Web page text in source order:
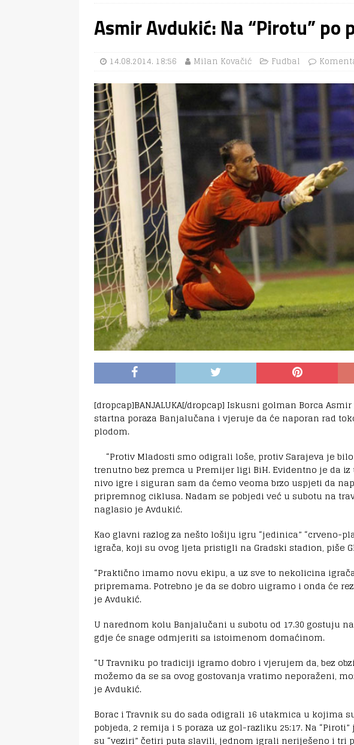
Asmir Avdukić: Na “Pirotu” po
14.08.2014. 18:56 Milan Kovačić Fudbal
[dropcap]BANJALUKA[/dropcap] Iskusni golman Borca
startna poraza Banjalučana i vjeruje da će naporan rad
plodom.
“Protiv Mladosti smo odigrali loše, protiv Sarajeva je
trenutno bez premca u Premijer ligi BiH. Evidentno je da
nivo igre i siguran sam da ćemo veoma brzo uspjeti da
pripremnog ciklusa. Nadam se pobjedi već u subotu na
naglasio je Avdukić.
Kao glavni razlog za nešto lošiju igru “jedinica” “crveno-
igrača, koji su ovog ljeta pristigli na Gradski stadion, piše
“Praktično imamo novu ekipu, a uz sve to nekolicina
pripremama. Potrebno je da se dobro uigramo i onda će
je Avdukić.
U narednom kolu Banjalučani u subotu od 17.30 gostuju
gdje će snage odmjeriti sa istoimenom domaćinom.
“U Travniku po tradiciji igramo dobro i vjerujem da, bez
možemo da se sa ovog gostovanja vratimo neporaženi,
je Avdukić.
Borac i Travnik su do sada odigrali 16 utakmica u kojima
pobjeda, 2 remija i 5 poraza uz gol-razliku 25:17. Na
su “veziri” četiri puta slavili, jednom igrali neriješeno i tri